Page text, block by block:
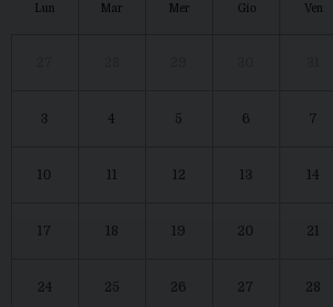
Lun Mar Mer Gio Ven
3 4 5 6 7
10 11 12 13 14
17 18 19 20 21
24 25 26 27 28